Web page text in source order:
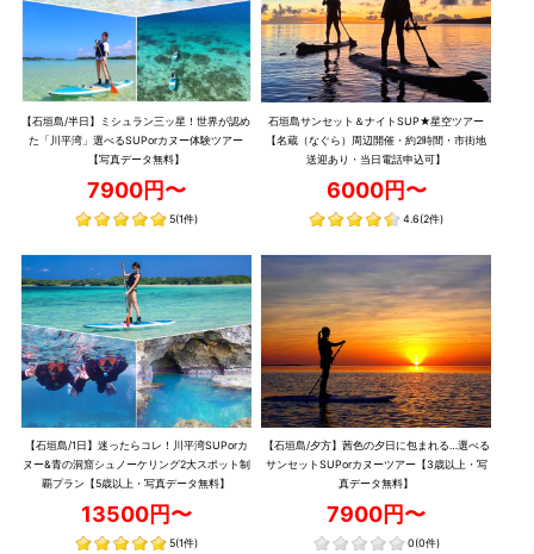
【石垣島/半日】ミシュラン三ッ星！世界が認め
た「川平湾」選べるSUPorカヌー体験ツアー
【写真データ無料】
7900円〜
5(1件)
石垣島サンセット＆ナイトSUP★星空ツアー
【名蔵（なぐら）周辺開催・約2時間・市街地
送迎あり・当日電話申込可】
6000円〜
4.6(2件)
【石垣島/1日】迷ったらコレ！川平湾SUPorカ
ヌー&青の洞窟シュノーケリング2大スポット制
覇プラン【5歳以上・写真データ無料】
13500円〜
5(1件)
【石垣島/夕方】茜色の夕日に包まれる…選べる
サンセットSUPorカヌーツアー【3歳以上・写
真データ無料】
7900円〜
0(0件)